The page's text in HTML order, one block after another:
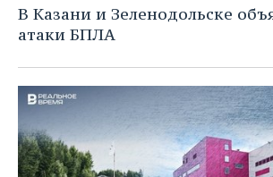
В Казани и Зеленодольске
атаки БПЛА